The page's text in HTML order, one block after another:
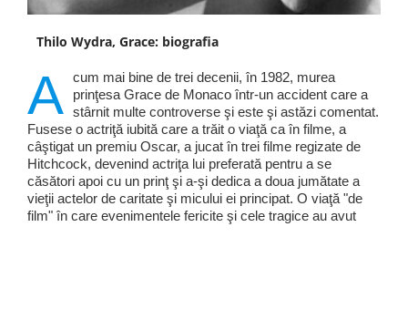
Thilo Wydra, Grace: biografia
A cum mai bine de trei decenii, în 1982, murea
prinţesa Grace de Monaco într-un accident care a
stârnit multe controverse şi este şi astăzi comentat.
Fusese o actriţă iubită care a trăit o viaţă ca în filme, a
câştigat un premiu Oscar, a jucat în trei filme regizate de
Hitchcock, devenind actriţa lui preferată pentru a se
căsători apoi cu un prinţ şi a-şi dedica a doua jumătate a
vieţii actelor de caritate şi micului ei principat. O viaţă "de
film" în care evenimentele fericite şi cele tragice au avut